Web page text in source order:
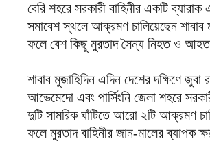
বেরি শহরে সরকারী বাহিনীর একটি
সমাবেশ স্থলে আক্রমণ চালিয়েছেন শাবাব
ফলে বেশ কিছু মুরতাদ সৈন্য নিহত ও
শাবাব মুজাহিদিন এদিন দেশের দক্ষিণে জুবা
আভেমেদো এবং পার্সিংনি জেলা শহরে
দুটি সামরিক ঘাঁটিতে আরো ২টি আক্রমণ
ফলে মুরতাদ বাহিনীর জান-মালের ব্যাপক